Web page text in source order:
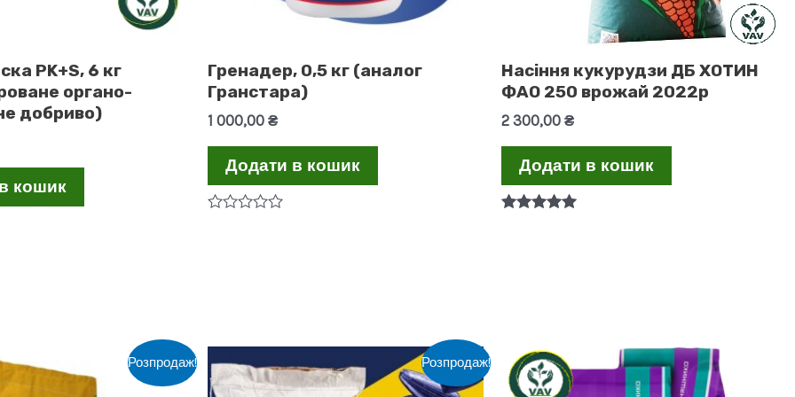
PK+S, 6 кг
органо-
добриво)
кошик
Гренадер, 0,5 кг (аналог
Гранстара)
1 000,00 ₴
Додати в кошик
Насіння кукурудзи ДБ ХОТИН
ФАО 250 врожай 2022р
2 300,00 ₴
Додати в кошик
Розпродаж! Розпродаж!